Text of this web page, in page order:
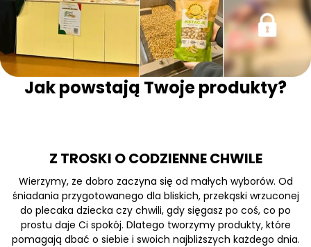
Jak powstają Twoje produkty?
Z TROSKI O CODZIENNE CHWILE
Wierzymy, że dobro zaczyna się od małych wyborów. Od
śniadania przygotowanego dla bliskich, przekąski wrzuconej
do plecaka dziecka czy chwili, gdy sięgasz po coś, co po
prostu daje Ci spokój. Dlatego tworzymy produkty, które
pomagają dbać o siebie i swoich najbliższych każdego dnia.